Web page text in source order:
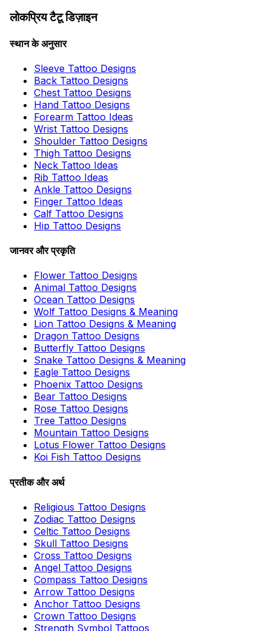
लोकप्रिय टैटू डिज़ाइन
स्थान के अनुसार
Sleeve Tattoo Designs
Back Tattoo Designs
Chest Tattoo Designs
Hand Tattoo Designs
Forearm Tattoo Ideas
Wrist Tattoo Designs
Shoulder Tattoo Designs
Thigh Tattoo Designs
Neck Tattoo Ideas
Rib Tattoo Ideas
Ankle Tattoo Designs
Finger Tattoo Ideas
Calf Tattoo Designs
Hip Tattoo Designs
जानवर और प्रकृति
Flower Tattoo Designs
Animal Tattoo Designs
Ocean Tattoo Designs
Wolf Tattoo Designs & Meaning
Lion Tattoo Designs & Meaning
Dragon Tattoo Designs
Butterfly Tattoo Designs
Snake Tattoo Designs & Meaning
Eagle Tattoo Designs
Phoenix Tattoo Designs
Bear Tattoo Designs
Rose Tattoo Designs
Tree Tattoo Designs
Mountain Tattoo Designs
Lotus Flower Tattoo Designs
Koi Fish Tattoo Designs
प्रतीक और अर्थ
Religious Tattoo Designs
Zodiac Tattoo Designs
Celtic Tattoo Designs
Skull Tattoo Designs
Cross Tattoo Designs
Angel Tattoo Designs
Compass Tattoo Designs
Arrow Tattoo Designs
Anchor Tattoo Designs
Crown Tattoo Designs
Strength Symbol Tattoos